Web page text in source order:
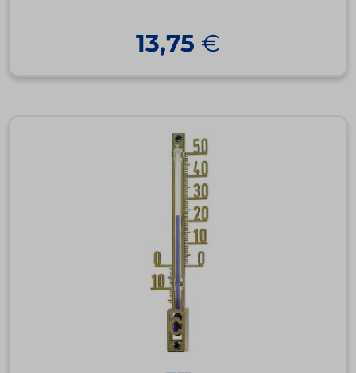
13,75 €